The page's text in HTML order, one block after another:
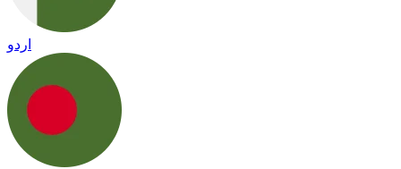
اردو